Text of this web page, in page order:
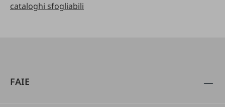
cataloghi sfogliabili
FAIE